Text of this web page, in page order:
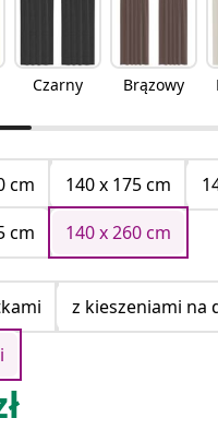
Czarny Brązowy
cm
140 x 175 cm
cm
140 x 260 cm
z kieszeniami na